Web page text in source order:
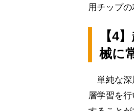
用チップの
【4
械に
単純な深
層学習を